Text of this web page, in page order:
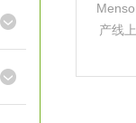
产线
域